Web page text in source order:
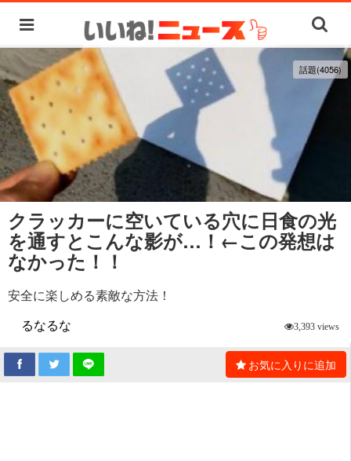
話題(4056)
クラッカーに空いている穴に日食の光
を通すとこんな影が…！←この発想は
なかった！！
安全に楽しめる素敵な方法！
るなるな
3,393 views
お気に入りに追加